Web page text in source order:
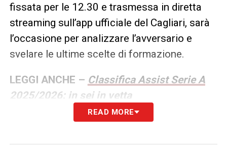
fissata per le 12.30 e trasmessa in diretta
streaming sull’app ufficiale del Cagliari, sarà
l’occasione per analizzare l’avversario e
svelare le ultime scelte di formazione.
LEGGI ANCHE – Classifica Assist Serie A
2025/2026: in sei in vetta
READ MORE